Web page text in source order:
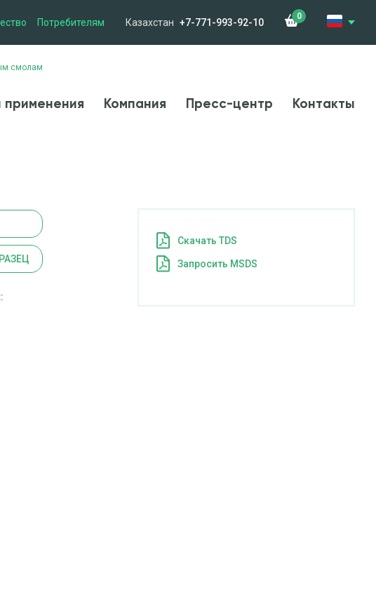
Потребителям Казахстан +7-771-993-92-10
0
смолам
применения Компания Пресс-центр Контакты
Cкачать TDS
Запросить MSDS